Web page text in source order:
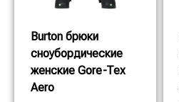
Burton брюки
сноубордические
женские Gore-Tex
Aero